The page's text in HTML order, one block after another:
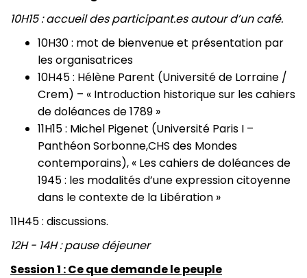
10H15 : accueil des participant.es autour d’un café.
10H30 : mot de bienvenue et présentation par
les organisatrices
10H45 : Hélène Parent (Université de Lorraine /
Crem) – « Introduction historique sur les cahiers
de doléances de 1789 »
11H15 : Michel Pigenet (Université Paris I –
Panthéon Sorbonne,CHS des Mondes
contemporains), « Les cahiers de doléances de
1945 : les modalités d’une expression citoyenne
dans le contexte de la Libération »
11H45 : discussions.
12H - 14H : pause déjeuner
Session 1 : Ce que demande le peuple